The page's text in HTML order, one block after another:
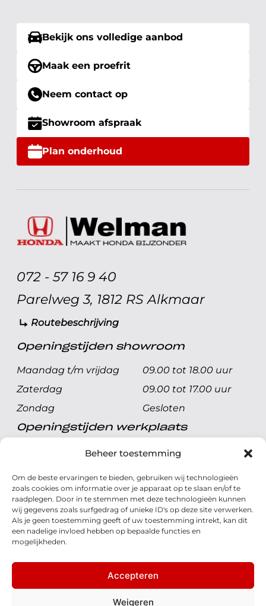
Beheer toestemming
Om de beste ervaringen te bieden, gebruiken wij technologieën
zoals cookies om informatie over je apparaat op te slaan en/of te
raadplegen. Door in te stemmen met deze technologieën kunnen
wij gegevens zoals surfgedrag of unieke ID's op deze site verwerken.
Als je geen toestemming geeft of uw toestemming intrekt, kan dit
een nadelige invloed hebben op bepaalde functies en
mogelijkheden.
Accepteren
Weigeren
Bekijk ons volledige aanbod
Maak een proefrit
Neem contact op
Showroom afspraak
Plan onderhoud
072 - 57 16 9 40
Parelweg 3, 1812 RS Alkmaar
Routebeschrijving
Openingstijden showroom
Maandag t/m vrijdag
09.00 tot 18.00 uur
Zaterdag
09.00 tot 17.00 uur
Zondag
Gesloten
Openingstijden werkplaats
Maandag t/m vrijdag
08.00 tot 17.00 uur
Zondag
Gesloten
Volg ons
© 2026 - Honda Welman